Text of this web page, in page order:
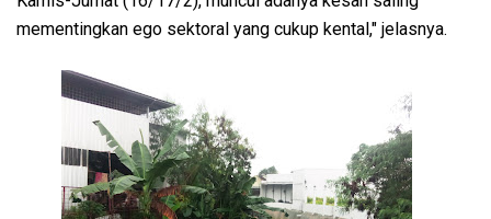
mementingkan ego sektoral yang cukup kental," jelasnya.